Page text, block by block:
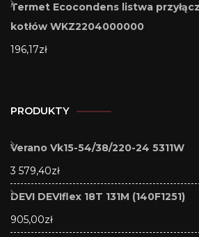
Termet Ecocondens listwa
kotłów WKZ2204000000
196,17zł
PRODUKTY
Verano Vk15-54/38/220-24 5311W
3 579,40zł
DEVI DEVIflex 18T 131M (140F1251)
905,00zł